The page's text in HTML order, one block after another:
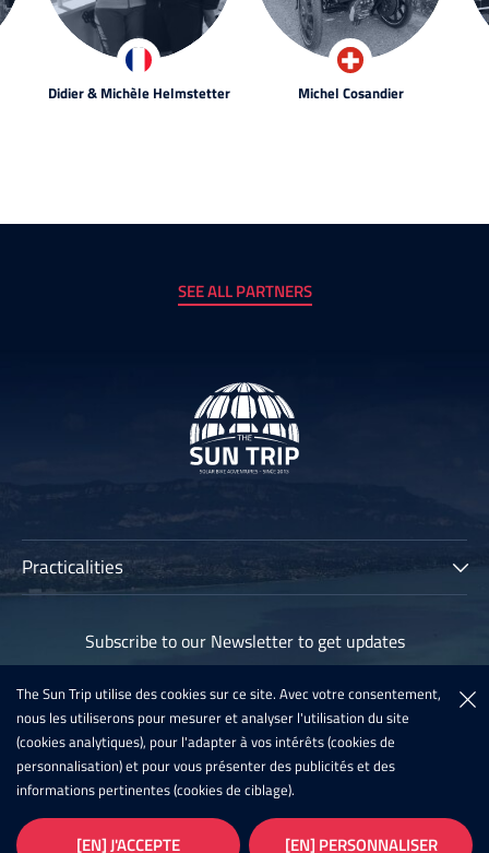
Didier & Michèle Helmstetter Michel Cosandier
SEE ALL PARTNERS
Practicalities
Participants
Archives
Sun Trip France 2020
Register For The Sun Trip 2021
Latest News
Galleries
Subscribe to our Newsletter to get updates
Subscribe
The Sun Trip utilise des cookies sur ce site. Avec votre consentement,
nous les utiliserons pour mesurer et analyser l'utilisation du site
(cookies analytiques), pour l'adapter à vos intérêts (cookies de
personnalisation) et pour vous présenter des publicités et des
informations pertinentes (cookies de ciblage).
[EN] J'ACCEPTE [EN] PERSONNALISER